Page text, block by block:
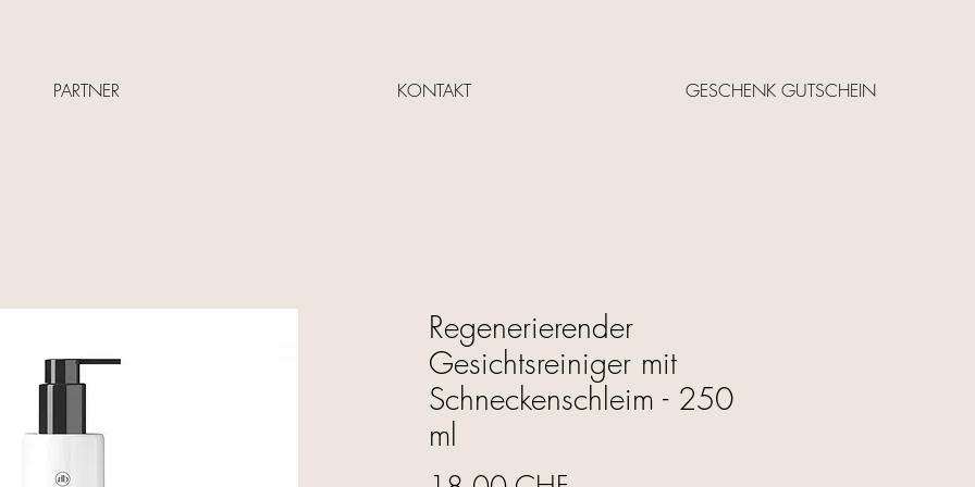
PARTNER KONTAKT GESCHENK GUTSCHEIN
Regenerierender
Gesichtsreiniger mit
Schneckenschleim - 250
ml